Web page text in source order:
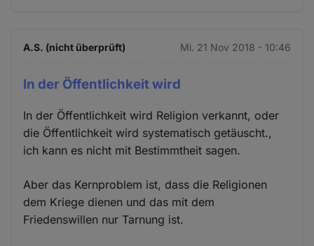
A.S. (nicht überprüft) Mi. 21 Nov 2018 - 10:46
In der Öffentlichkeit wird
In der Öffentlichkeit wird Religion verkannt, oder
die Öffentlichkeit wird systematisch getäuscht.,
ich kann es nicht mit Bestimmtheit sagen.
Aber das Kernproblem ist, dass die Religionen
dem Kriege dienen und das mit dem
Friedenswillen nur Tarnung ist.